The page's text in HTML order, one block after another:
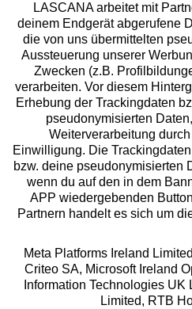
Services
Beratung
Über uns
Rechtliches
Alle Preise inkl. MwSt., zzgl.
** Bonität vorausgesetzt, berechtigt zur
LASCANA arbeitet mit
deinem Endgerät abgerufene
die von uns übermittelten
Aussteuerung unserer
Zwecken (z.B.
verarbeiten. Vor diesem
Erhebung der Trackingdaten
pseudonymisierten
Weiterverarbeitung
Einwilligung. Die
bzw. deine pseudonymisierten
wenn du auf den in dem
APP wiedergebenden
Partnern handelt es sich um
Meta Platforms Ireland
Criteo SA, Microsoft Ireland
Information Technologies
Limited, RTB